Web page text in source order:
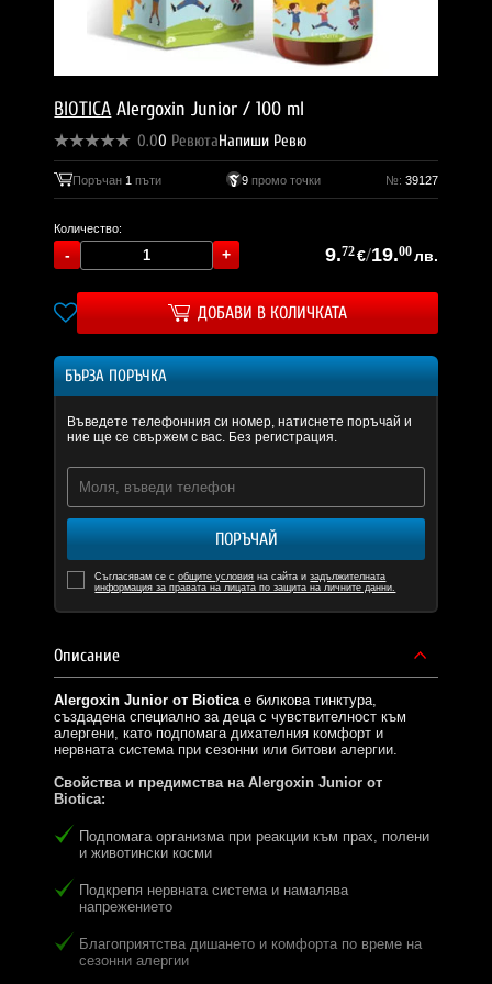
BIOTICA Alergoxin Junior / 100 ml
0.00 РевютаНапиши Ревю
Поръчан 1 пъти 9промо точки №: 39127
Количество:
9.72€/19.00лв.
ДОБАВИ В КОЛИЧКАТА
БЪРЗА ПОРЪЧКА
Въведете телефонния си номер, натиснете поръчай и
ние ще се свържем с вас. Без регистрация.
ПОРЪЧАЙ
Съгласявам се собщите условия на сайта изадължителната
информация за правата на лицата по защита на личните данни.
Описание
Alergoxin Junior от Bioticaе билкова тинктура,
създадена специално за деца с чувствителност към
алергени, като подпомага дихателния комфорт и
нервната система при сезонни или битови алергии.
Свойства и предимства на Alergoxin Junior от
Biotica:
Подпомага организма при реакции към прах, полени
и животински косми
Подкрепя нервната система и намалява
напрежението
Благоприятства дишането и комфорта по време на
сезонни алергии